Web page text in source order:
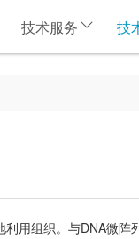
技术服务 技
用组织。与DNA微阵